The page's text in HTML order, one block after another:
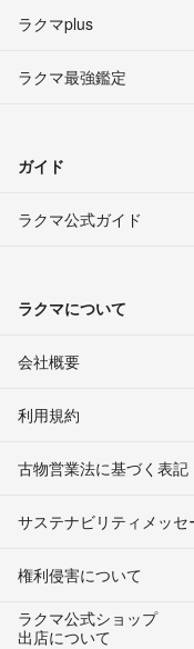
ラクマplus
ラクマ最強鑑定
ガイド
ラクマ公式ガイド
ラクマについて
会社概要
利用規約
古物営業法に基づく表記
サステナビリティメッセ
権利侵害について
ラクマ公式ショップ
出店について